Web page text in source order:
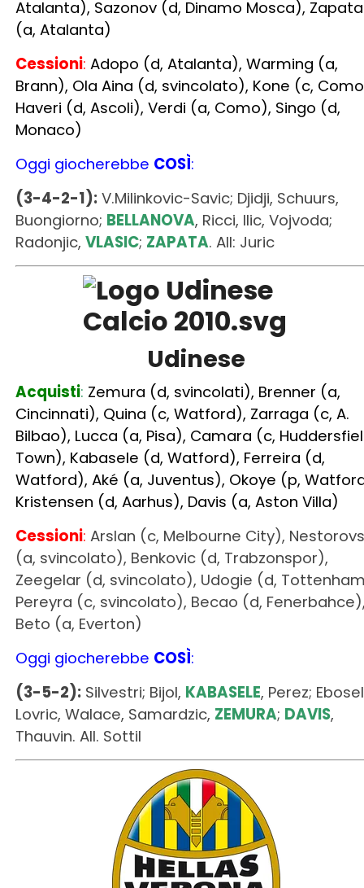
Haveri (d, Ascoli), Verdi (a, Como), Singo (d,
Monaco)
Oggi giocherebbeCOSÌ:
(3-4-2-1):V.Milinkovic-Savic; Djidji, Schuurs,
Buongiorno;
, Ricci, Ilic, Vojvoda;
Udinese
:Zemura (d, svincolati), Brenner (a,
Cincinnati), Quina (c, Watford), Zarraga (c, A.
Bilbao), Lucca (a, Pisa), Camara (c,
Town), Kabasele (d, Watford), Ferreira (d,
Watford), Aké (a, Juventus), Okoye (p,
Kristensen (d, Aarhus), Davis (a, Aston Villa)
Cessioni:Arslan (c, Melbourne City),
(a, svincolato), Benkovic (d, Trabzonspor),
Zeegelar (d, svincolato), Udogie (d,
Pereyra (c, svincolato), Becao (d,
Beto (a, Everton)
Oggi giocherebbeCOSÌ:
(3-5-2):Silvestri; Bijol, KABASELE , Perez;
Lovric, Walace, Samardzic,